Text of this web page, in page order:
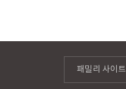
관심콘텐츠 담기
패밀리 사이트